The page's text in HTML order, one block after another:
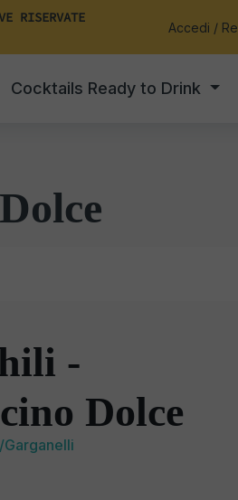
RISERVATE
Accedi /
Cocktails Ready to Drink
-
Dolce